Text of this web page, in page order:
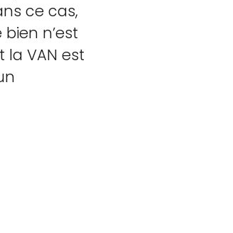
ce cas,
n’est
VAN est